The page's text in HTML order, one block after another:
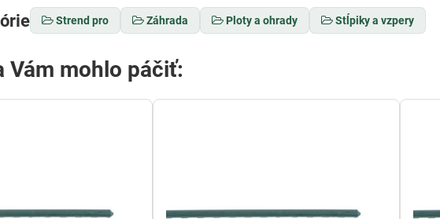
Strend pro Záhrada Ploty a ohrady Stĺpiky a vzpery
Vám mohlo páčiť: